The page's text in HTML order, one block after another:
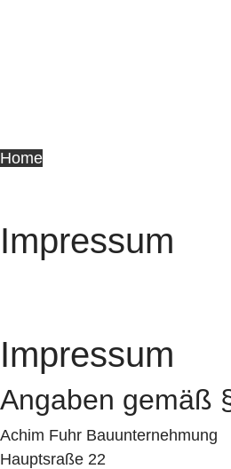
Home
Impressum
Impressum
Angaben gemäß
Achim Fuhr Bauunternehmung
Hauptsraße 22